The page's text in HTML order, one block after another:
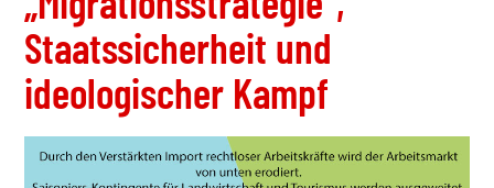
Staatssicherheit und
ideologischer Kampf